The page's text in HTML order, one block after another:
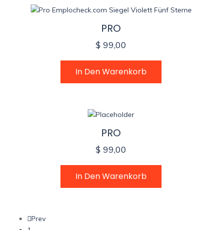
PRO
$ 99,00
In Den Warenkorb
PRO
$ 99,00
In Den Warenkorb
Prev